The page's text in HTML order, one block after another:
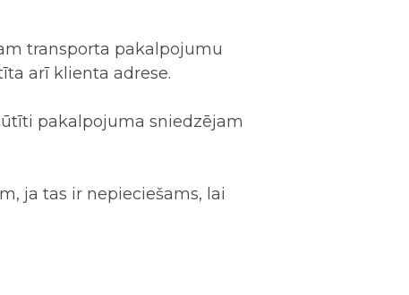
transporta pakalpojumu
arī klienta adrese.
pakalpojuma sniedzējam
ja tas ir nepieciešams, lai